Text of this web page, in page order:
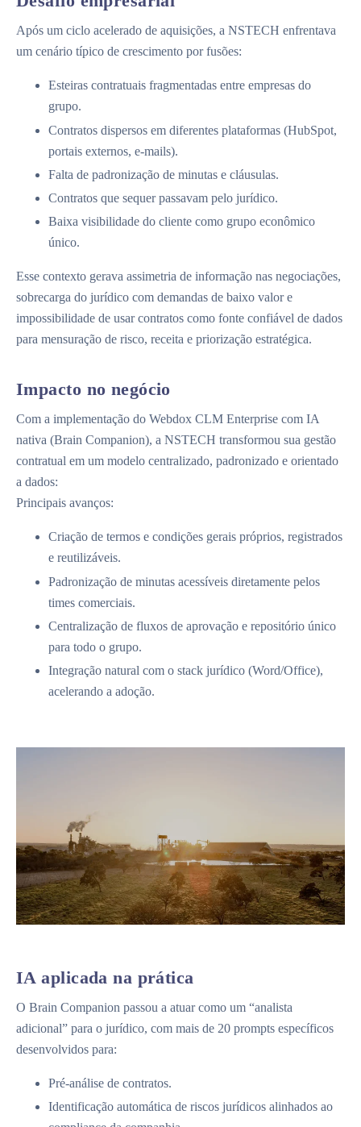
Após um ciclo acelerado de aquisições, a NSTECH enfrentava
um cenário típico de crescimento por fusões:
Esteiras contratuais fragmentadas entre empresas do
grupo.
Contratos dispersos em diferentes plataformas (HubSpot,
portais externos, e-mails).
Falta de padronização de minutas e cláusulas.
Contratos que sequer passavam pelo jurídico.
Baixa visibilidade do cliente como grupo econômico
único.
Esse contexto gerava assimetria de informação nas negociações,
sobrecarga do jurídico com demandas de baixo valor e
impossibilidade de usar contratos como fonte confiável de dados
para mensuração de risco, receita e priorização estratégica.
Impacto no negócio
Com a implementação do Webdox CLM Enterprise com IA
nativa (Brain Companion), a NSTECH transformou sua gestão
contratual em um modelo centralizado, padronizado e orientado
a dados:
Principais avanços:
Criação de termos e condições gerais próprios, registrados
e reutilizáveis.
Padronização de minutas acessíveis diretamente pelos
times comerciais.
Centralização de fluxos de aprovação e repositório único
para todo o grupo.
Integração natural com o stack jurídico (Word/Office),
acelerando a adoção.
IA aplicada na prática
O Brain Companion passou a atuar como um “analista
adicional” para o jurídico, com mais de 20 prompts específicos
desenvolvidos para:
Pré-análise de contratos.
Identificação automática de riscos jurídicos alinhados ao